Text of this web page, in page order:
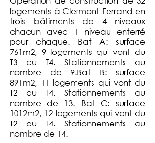
logements à Clermont Ferrand en
trois bâtiments de 4 niveaux
chacun avec 1 niveau enterré
pour chaque. Bat A: surface
761m2, 9 logements qui vont du
T3 au T4. Stationnements au
nombre de 9.Bat B: surface
891m2, 11 logements qui vont du
T2 au T4. Stationnements au
nombre de 13. Bat C: surface
1012m2, 12 logements qui vont du
T2 au T4. Stationnements au
nombre de 14.